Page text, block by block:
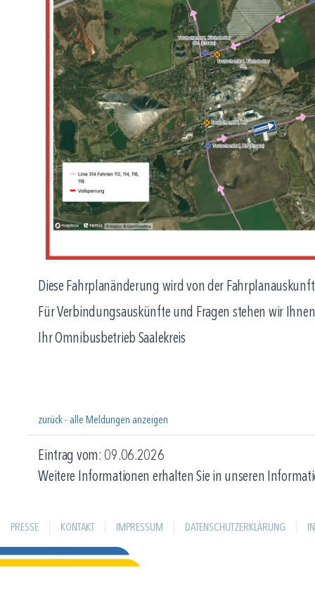
Diese Fahrplanänderung wird von der
Für Verbindungsauskünfte und Fragen stehen wir
Ihr Omnibusbetrieb Saalekreis
zurück - alle Meldungen anzeigen
Eintrag vom: 09.06.2026
Weitere Informationen erhalten Sie in unseren
PRESSE KONTAKT IMPRESSUM DATENSCHUTZERKLÄRUNG